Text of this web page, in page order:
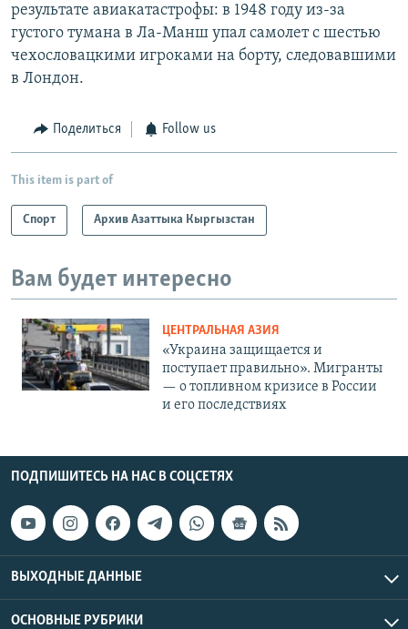
результате авиакатастрофы: в 1948 году из-за
густого тумана в Ла-Манш упал самолет с шестью
чехословацкими игроками на борту, следовавшими
в Лондон.
Поделиться Follow us
This item is part of
Спорт Архив Азаттыка Кыргызстан
Вам будет интересно
ЦЕНТРАЛЬНАЯ АЗИЯ
«Украина защищается и
поступает правильно». Мигранты
— о топливном кризисе в России
и его последствиях
ПОДПИШИТЕСЬ НА НАС В СОЦСЕТЯХ
ВЫХОДНЫЕ ДАННЫЕ
ОСНОВНЫЕ РУБРИКИ